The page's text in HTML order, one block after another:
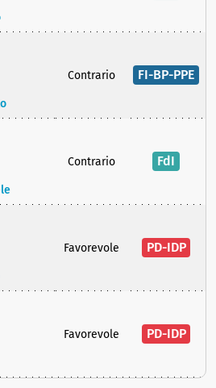
Contrario FI-BP-PPE
Contrario FdI
Favorevole PD-IDP
Favorevole PD-IDP